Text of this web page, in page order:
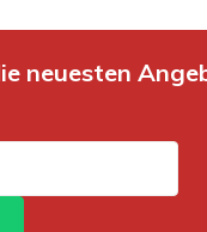
neuesten